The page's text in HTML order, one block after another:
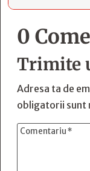
0
Trimite
Adresa ta de
obligatorii sunt